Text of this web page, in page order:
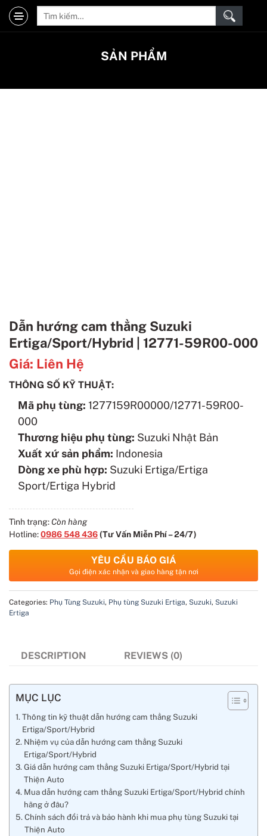
SẢN PHẨM
Dẫn hướng cam thẳng Suzuki
Ertiga/Sport/Hybrid | 12771-59R00-000
Giá: Liên Hệ
THÔNG SỐ KỸ THUẬT:
Mã phụ tùng: 1277159R00000/12771-59R00-
000
Thương hiệu phụ tùng: Suzuki Nhật Bản
Xuất xứ sản phẩm: Indonesia
Dòng xe phù hợp: Suzuki Ertiga/Ertiga
Sport/Ertiga Hybrid
Tình trạng: Còn hàng
Hotline:0986 548 436(Tư Vấn Miễn Phí – 24/7)
YÊU CẦU BÁO GIÁ
Gọi điện xác nhận và giao hàng tận nơi
Categories: Phụ Tùng Suzuki, Phụ tùng Suzuki Ertiga, Suzuki, Suzuki
Ertiga
DESCRIPTION REVIEWS (0)
MỤC LỤC
Thông tin kỹ thuật dẫn hướng cam thẳng Suzuki
Ertiga/Sport/Hybrid
Nhiệm vụ của dẫn hướng cam thẳng Suzuki
Ertiga/Sport/Hybrid
Giá dẫn hướng cam thẳng Suzuki Ertiga/Sport/Hybrid tại
Thiện Auto
Mua dẫn hướng cam thẳng Suzuki Ertiga/Sport/Hybrid chính
hãng ở đâu?
Chính sách đổi trả và bảo hành khi mua phụ tùng Suzuki tại
Thiện Auto